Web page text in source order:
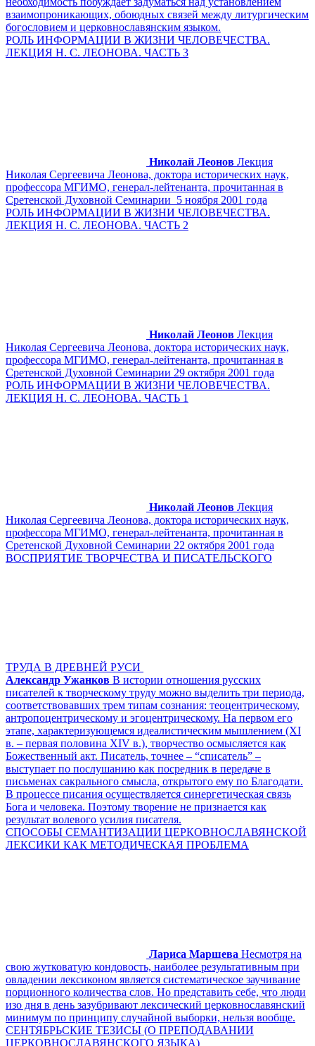
взаимопроникающих, обоюдных связей между литургическим
богословием и церковнославянским языком.
РОЛЬ ИНФОРМАЦИИ В ЖИЗНИ ЧЕЛОВЕЧЕСТВА.
ЛЕКЦИЯ Н. С. ЛЕОНОВА. ЧАСТЬ 3
Николай Леонов Лекция
Николая Сергеевича Леонова, доктора исторических наук,
профессора МГИМО, генерал-лейтенанта, прочитанная в
Сретенской Духовной Семинарии 5 ноября 2001 года
РОЛЬ ИНФОРМАЦИИ В ЖИЗНИ ЧЕЛОВЕЧЕСТВА.
ЛЕКЦИЯ Н. С. ЛЕОНОВА. ЧАСТЬ 2
Николай Леонов Лекция
Николая Сергеевича Леонова, доктора исторических наук,
профессора МГИМО, генерал-лейтенанта, прочитанная в
Сретенской Духовной Семинарии 29 октября 2001 года
РОЛЬ ИНФОРМАЦИИ В ЖИЗНИ ЧЕЛОВЕЧЕСТВА.
ЛЕКЦИЯ Н. С. ЛЕОНОВА. ЧАСТЬ 1
Николай Леонов Лекция
Николая Сергеевича Леонова, доктора исторических наук,
профессора МГИМО, генерал-лейтенанта, прочитанная в
Сретенской Духовной Семинарии 22 октября 2001 года
ВОСПРИЯТИЕ ТВОРЧЕСТВА И ПИСАТЕЛЬСКОГО
ТРУДА В ДРЕВНЕЙ РУСИ
Александр Ужанков В истории отношения русских
писателей к творческому труду можно выделить три периода,
соответствовавших трем типам сознания: теоцентрическому,
антропоцентрическому и эгоцентрическому. На первом его
этапе, характеризующемся идеалистическим мышлением (XI
в. – первая половина XIV в.), творчество осмысляется как
Божественный акт. Писатель, точнее – “списатель” –
выступает по послушанию как посредник в передаче в
письменах сакрального смысла, открытого ему по Благодати.
В процессе писания осуществляется синергетическая связь
Бога и человека. Поэтому творение не признается как
результат волевого усилия писателя.
СПОСОБЫ СЕМАНТИЗАЦИИ ЦЕРКОВНОСЛАВЯНСКОЙ
ЛЕКСИКИ КАК МЕТОДИЧЕСКАЯ ПРОБЛЕМА
Лариса Маршева Несмотря на
свою жутковатую кондовость, наиболее результативным при
овладении лексиконом является систематическое заучивание
порционного количества слов. Но представить себе, что люди
изо дня в день зазубривают лексический церковнославянский
минимум по принципу случайной выборки, нельзя вообще.
СЕНТЯБРЬСКИЕ ТЕЗИСЫ (О ПРЕПОДАВАНИИ
ЦЕРКОВНОСЛАВЯНСКОГО ЯЗЫКА)